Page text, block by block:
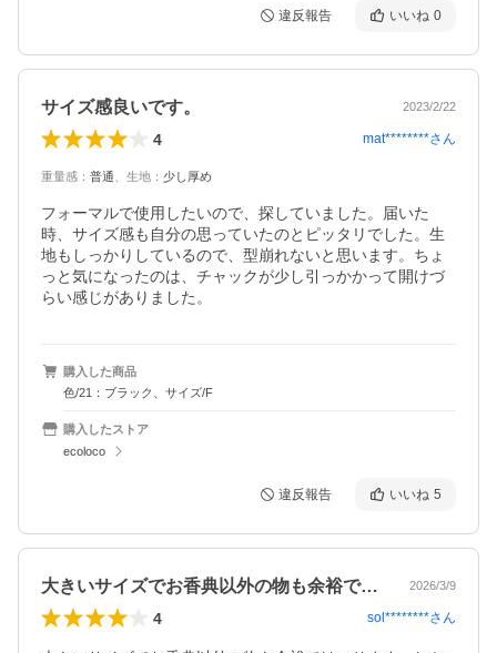
違反報告 いいね 0
サイズ感良いです。 2023/2/22
4 mat********さん
重量感 ： 普通 生地 ： 少し厚め
フォーマルで使用したいので、探していました。届いた
時、サイズ感も自分の思っていたのとピッタリでした。生
地もしっかりしているので、型崩れないと思います。ちょ
っと気になったのは、チャックが少し引っかかって開けづ
らい感じがありました。
購入した商品
色/21：ブラック、サイズ/F
購入したストア
ecoloco
違反報告 いいね 5
大きいサイズでお香典以外の物も余裕では… 2026/3/9
4 sol********さん